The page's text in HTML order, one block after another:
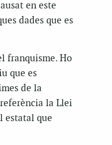
en este
dades que es
franquisme. Ho
que es
de la
la Llei
estatal que